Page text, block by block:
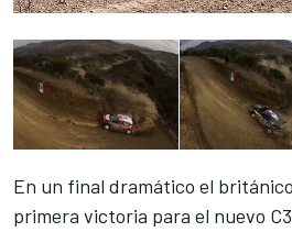
En un final dramático el
primera victoria para el nuevo